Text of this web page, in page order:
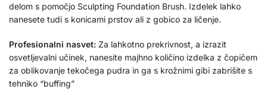
delom s pomočjo Sculpting Foundation Brush. Izdelek lahko
nanesete tudi s konicami prstov ali z gobico za ličenje.
Profesionalni nasvet: Za lahkotno prekrivnost, a izrazit
osvetljevalni učinek, nanesite majhno količino izdelka z čopičem
za oblikovanje tekočega pudra in ga s krožnimi gibi zabrišite s
tehniko “buffing”